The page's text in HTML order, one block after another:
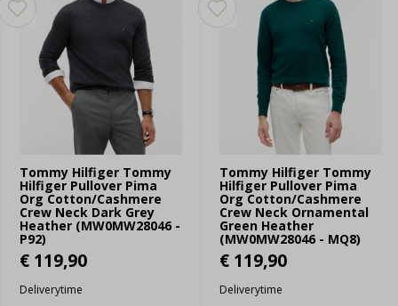
Tommy Hilfiger Tommy
Hilfiger Pullover Pima
Org Cotton/Cashmere
Crew Neck Dark Grey
Heather (MW0MW28046 -
P92)
€ 119,90
Deliverytime
Tommy Hilfiger Tommy
Hilfiger Pullover Pima
Org Cotton/Cashmere
Crew Neck Ornamental
Green Heather
(MW0MW28046 - MQ8)
€ 119,90
Deliverytime